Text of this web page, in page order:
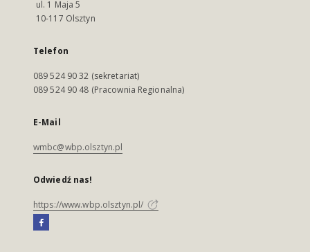
ul. 1 Maja 5
10-117 Olsztyn
Telefon
089 524 90 32 (sekretariat)
089 524 90 48 (Pracownia Regionalna)
E-Mail
wmbc@wbp.olsztyn.pl
Odwiedź nas!
https://www.wbp.olsztyn.pl/